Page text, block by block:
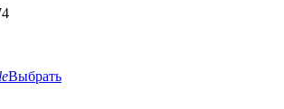
Выбрать